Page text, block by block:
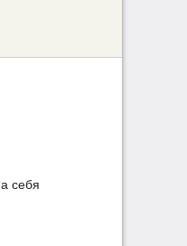
себя